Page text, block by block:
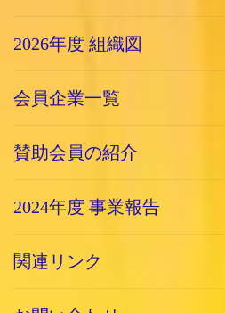
2026年度 組織図
会員企業一覧
賛助会員の紹介
2024年度 事業報告
関連リンク